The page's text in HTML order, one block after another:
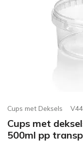
Cups met Deksels
Cups met
500ml pp